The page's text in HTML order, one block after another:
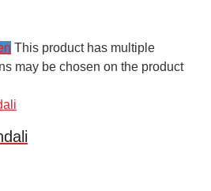
This product has multiple
may be chosen on the product